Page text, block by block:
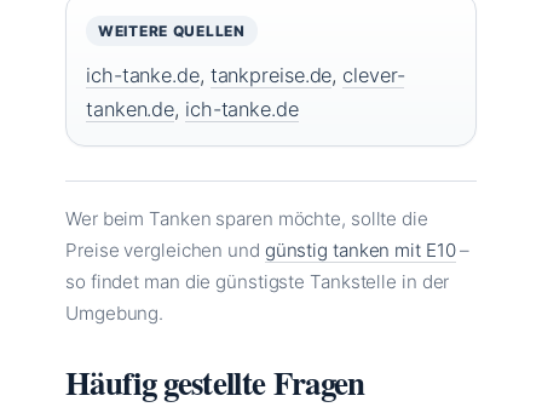
WEITERE QUELLEN
ich-tanke.de, tankpreise.de, clever-
tanken.de, ich-tanke.de
Wer beim Tanken sparen möchte, sollte die
Preise vergleichen und günstig tanken mit E10–
so findet man die günstigste Tankstelle in der
Umgebung.
Häufig gestellte Fragen